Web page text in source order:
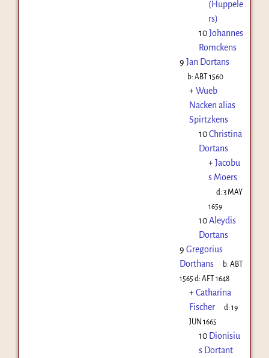
(Huppele
rs)
10Johannes
Romckens
9 Jan Dortans
b:ABT 1560
+Wueb
Nacken alias
Spirtzkens
10Christina
Dortans
+Jacobu
s Moers
d:3 MAY
1659
10Aleydis
Dortans
9 Gregorius
Dorthans
b:ABT
1565 d: AFT 1648
+Catharina
Fischer
d:19
JUN 1665
10 Dionisiu
s Dortant